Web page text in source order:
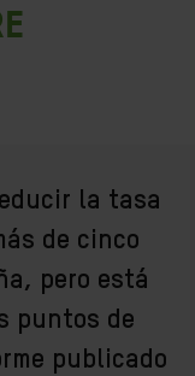
la tasa
de cinco
pero está
puntos de
publicado